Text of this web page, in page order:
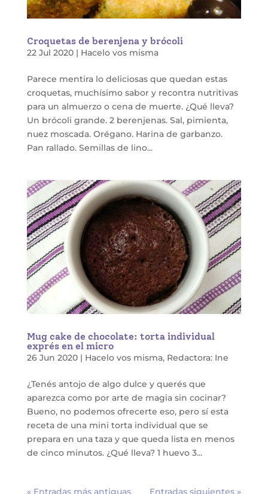
Croquetas de berenjena y brócoli
22 Jul 2020| Hacelo vos misma
Parece mentira lo deliciosas que quedan estas
croquetas, muchísimo sabor y recontra nutritivas
para un almuerzo o cena de muerte. ¿Qué lleva?
Un brócoli grande. 2 berenjenas. Sal, pimienta,
nuez moscada. Orégano. Harina de garbanzo.
Pan rallado. Semillas de lino...
Mug cake de chocolate: torta individual
exprés en el micro
26 Jun 2020| Hacelo vos misma, Redactora: Ine
¿Tenés antojo de algo dulce y querés que
aparezca como por arte de magia sin cocinar?
Bueno, no podemos ofrecerte eso, pero sí esta
receta de una mini torta individual que se
prepara en una taza y que queda lista en menos
de cinco minutos. ¿Qué lleva? 1 huevo 3...
« Entradas más antiguas Entradas siguientes »